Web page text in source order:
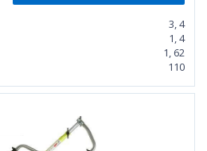
3, 4
1, 4
1, 62
110